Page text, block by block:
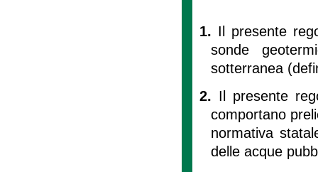
1. Il presente
sonde
sotterranea
2. Il presente
comportano
normativa
delle acque